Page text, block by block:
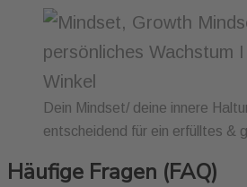
Dein Mindset/ deine innere
entscheidend für ein erfülltes &
Häufige Fragen (FAQ)